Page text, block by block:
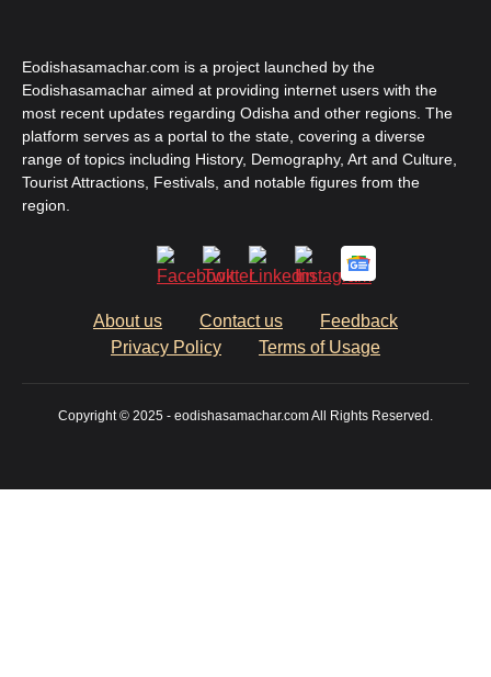
Eodishasamachar.com is a project launched by the
Eodishasamachar aimed at providing internet users with the
most recent updates regarding Odisha and other regions. The
platform serves as a portal to the state, covering a diverse
range of topics including History, Demography, Art and Culture,
Tourist Attractions, Festivals, and notable figures from the
region.
About us Contact us
Feedback
Privacy Policy
Terms of Usage
Copyright © 2025 - eodishasamachar.com All Rights Reserved.